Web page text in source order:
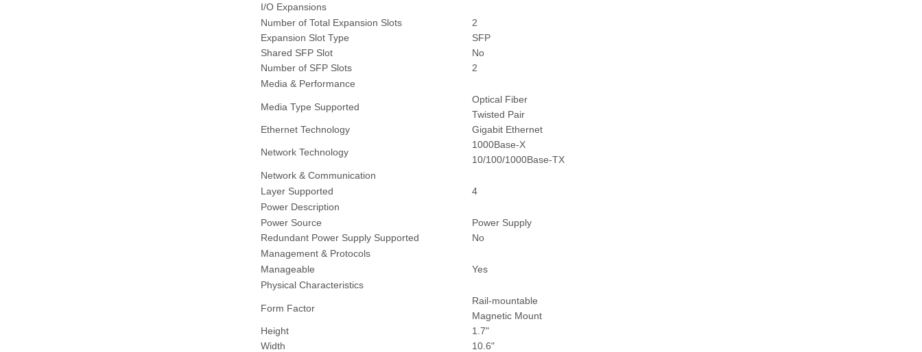
I/O Expansions
Number of Total Expansion Slots
2
Expansion Slot Type
SFP
Shared SFP Slot
No
Number of SFP Slots
2
Media & Performance
Media Type Supported
Optical Fiber
Twisted Pair
Ethernet Technology
Gigabit Ethernet
Network Technology
1000Base-X
10/100/1000Base-TX
Network & Communication
Layer Supported
4
Power Description
Power Source
Power Supply
Redundant Power Supply Supported
No
Management & Protocols
Manageable
Yes
Physical Characteristics
Form Factor
Rail-mountable
Magnetic Mount
Height
1.7"
Width
10.6"